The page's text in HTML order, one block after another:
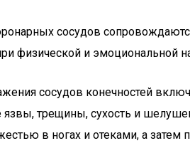
сосудов
физической и эмоциональной
сосудов конечностей
трещины, сухость и
в ногах и отеками, а